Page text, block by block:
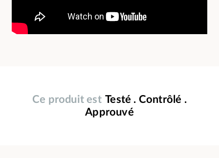
Ce produit est Testé . Contrôlé .
Approuvé